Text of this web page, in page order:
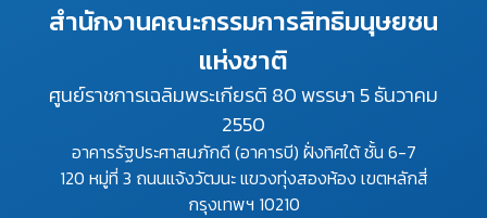
สำนักงานคณะกรรมการสิทธิมนุษยชน
แห่งชาติ
ศูนย์ราชการเฉลิมพระเกียรติ 80 พรรษา 5 ธันวาคม
2550
อาคารรัฐประศาสนภักดี (อาคารบี) ฝั่งทิศใต้ ชั้น 6-7
120 หมู่ที่ 3 ถนนแจ้งวัฒนะ แขวงทุ่งสองห้อง เขตหลักสี่
กรุงเทพฯ 10210